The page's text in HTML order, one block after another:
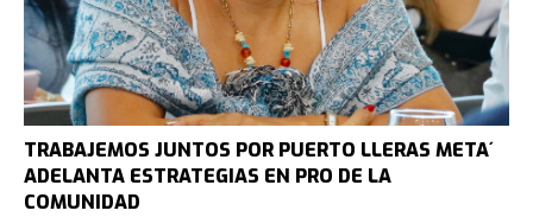
TRABAJEMOS JUNTOS POR PUERTO LLERAS META´
ADELANTA ESTRATEGIAS EN PRO DE LA
COMUNIDAD